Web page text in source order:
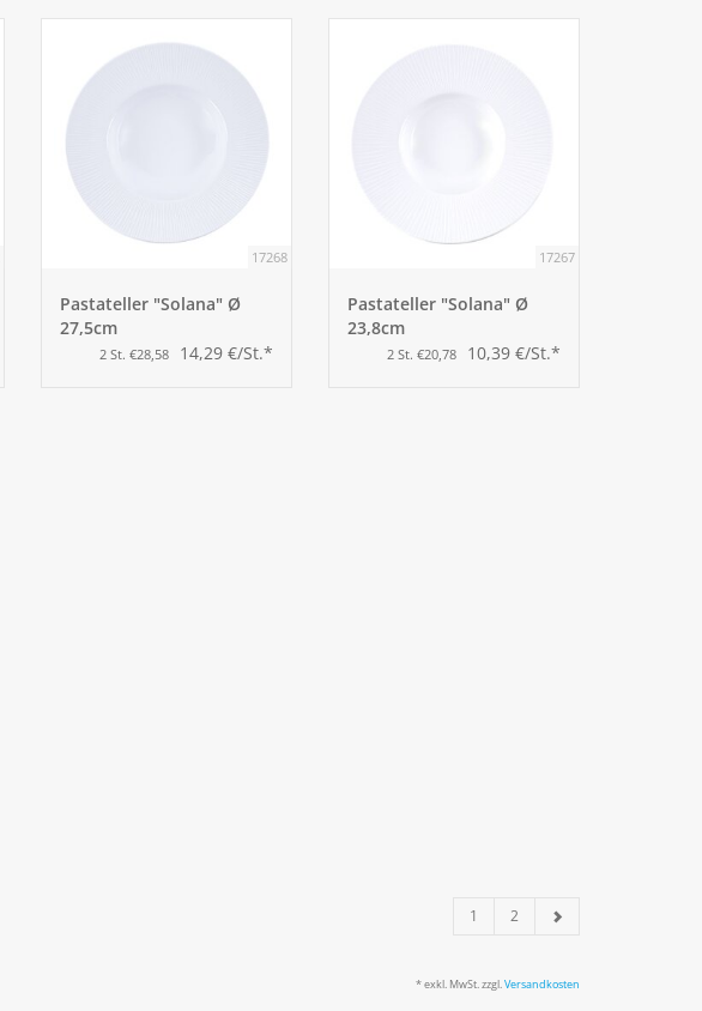
17268
Pastateller "Solana" Ø
27,5cm
2 St. €28,58 14,29 €/St.*
17267
Pastateller "Solana" Ø
23,8cm
2 St. €20,78 10,39 €/St.*
1 2
* exkl. MwSt. zzgl.Versandkosten